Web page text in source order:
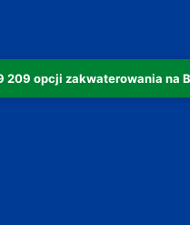
209 opcji zakwaterowania na